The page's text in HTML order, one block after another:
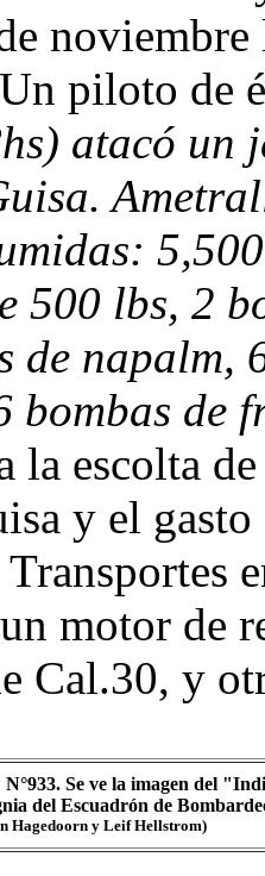
piloto de
atacó un
500 lbs, 2
de napalm,
bombas de
la escolta
y el
Transportes
motor de
Cal.30, y
Se ve la imagen del
del Escuadrón de
Hagedoorn y Leif Hellstrom)